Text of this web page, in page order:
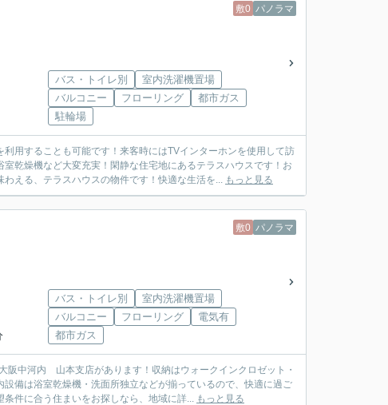
敷0 パノラマ
バス・トイレ別
室内洗濯機置場
バルコニー
フローリング
都市ガス
駐輪場
用することも可能です！来客時にはTVインターホンを使用して訪
乾燥機など大変充実！閑静な住宅地にあるテラスハウスです！お
える、テラスハウスの物件です！快適な生活を... もっと見る
敷0 パノラマ
バス・トイレ別
室内洗濯機置場
バルコニー
フローリング
電気有
都市ガス
中河内 山本支店があります！収納はウォークインクロゼット・
備は浴室乾燥機・洗面所独立などが揃っているので、快適に過ご
件に合う住まいをお探しなら、地域に詳... もっと見る